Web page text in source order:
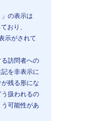
の表示は
おり、
示がされて
訪問者への
を非表示に
残る形にな
扱われるの
可能性があ